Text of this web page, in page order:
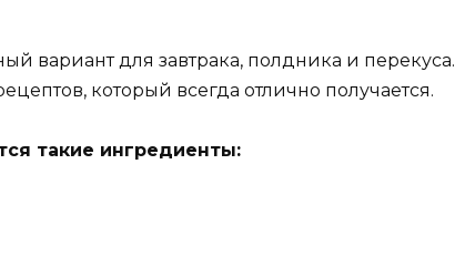
вариант для завтрака, полдника и перекуса.
который всегда отлично получается.
такие ингредиенты: